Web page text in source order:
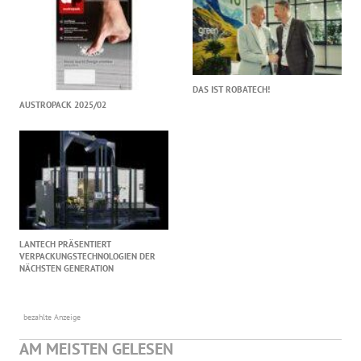
AUSTROPACK 2025/02
DAS IST ROBATECH!
LANTECH PRÄSENTIERT
VERPACKUNGSTECHNOLOGIEN DER
NÄCHSTEN GENERATION
bezahlte Anzeige
AM MEISTEN GELESEN